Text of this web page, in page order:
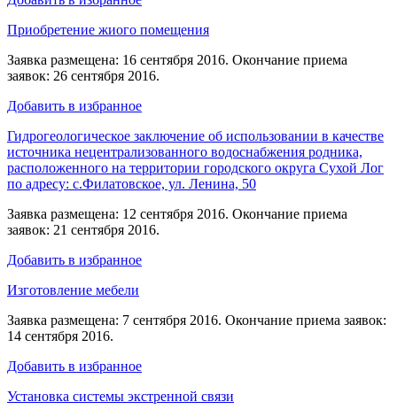
Приобретение жиого помещения
Заявка размещена: 16 сентября 2016. Окончание приема
заявок: 26 сентября 2016.
Добавить в избранное
Гидрогеологическое заключение об использовании в качестве
источника нецентрализованного водоснабжения родника,
расположенного на территории городского округа Сухой Лог
по адресу: с.Филатовское, ул. Ленина, 50
Заявка размещена: 12 сентября 2016. Окончание приема
заявок: 21 сентября 2016.
Добавить в избранное
Изготовление мебели
Заявка размещена: 7 сентября 2016. Окончание приема заявок:
14 сентября 2016.
Добавить в избранное
Установка системы экстренной связи